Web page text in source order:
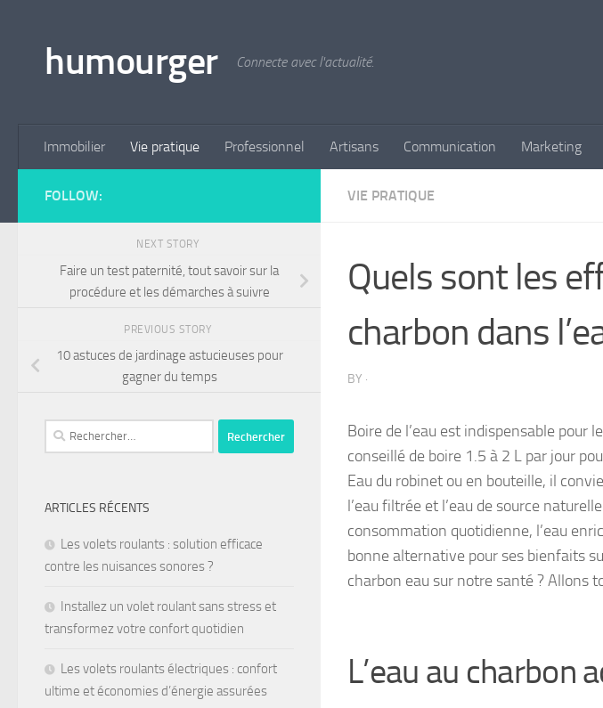
humourger Connecte avec l'actualité.
Immobilier Vie pratique Professionnel Artisans Communication Marketing
VIE PRATIQUE
Quels sont les
charbon dans
BY ·
Boire de l’eau est indispensable
conseillé de boire 1.5 à 2 L par jour
Eau du robinet ou en bouteille, il
l’eau filtrée et l’eau de source
consommation quotidienne, l’eau
bonne alternative pour ses bienfaits
charbon eau sur notre santé ? Allons
L’eau au charbon
FOLLOW:
NEXT STORY
Faire un test paternité, tout savoir sur la
procédure et les démarches à suivre
PREVIOUS STORY
10 astuces de jardinage astucieuses pour
gagner du temps
ARTICLES RÉCENTS
Les volets roulants : solution efficace
contre les nuisances sonores ?
Installez un volet roulant sans stress et
transformez votre confort quotidien
Les volets roulants électriques : confort
ultime et économies d’énergie assurées